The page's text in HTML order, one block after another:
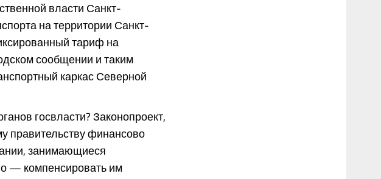
власти Санкт-
на территории Санкт-
тариф на
сообщении и таким
каркас Северной
госвласти? Законопроект,
правительству финансово
занимающиеся
— компенсировать им